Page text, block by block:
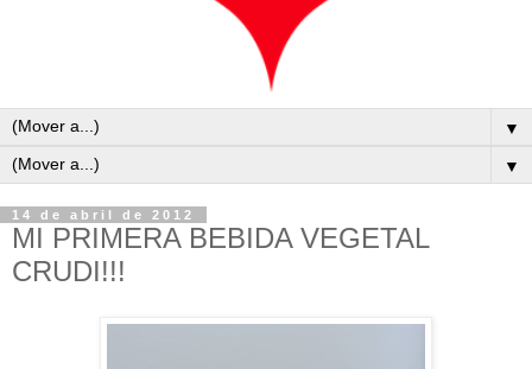
▼
▼
14 de abril de 2012
MI PRIMERA BEBIDA VEGETAL
CRUDI!!!